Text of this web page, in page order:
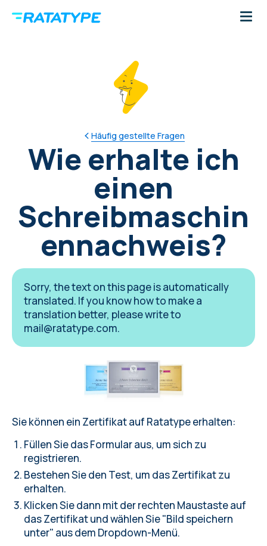
Häufig gestellte Fragen
Wie erhalte ich
einen
Schreibmaschin
ennachweis?
Sorry, the text on this page is automatically
translated. If you know how to make a
translation better, please write to
mail@ratatype.com.
Sie können ein Zertifikat auf Ratatype erhalten:
Füllen Sie das Formular aus, um sich zu
registrieren.
Bestehen Sie den Test, um das Zertifikat zu
erhalten.
Klicken Sie dann mit der rechten Maustaste auf
das Zertifikat und wählen Sie "Bild speichern
unter" aus dem Dropdown-Menü.